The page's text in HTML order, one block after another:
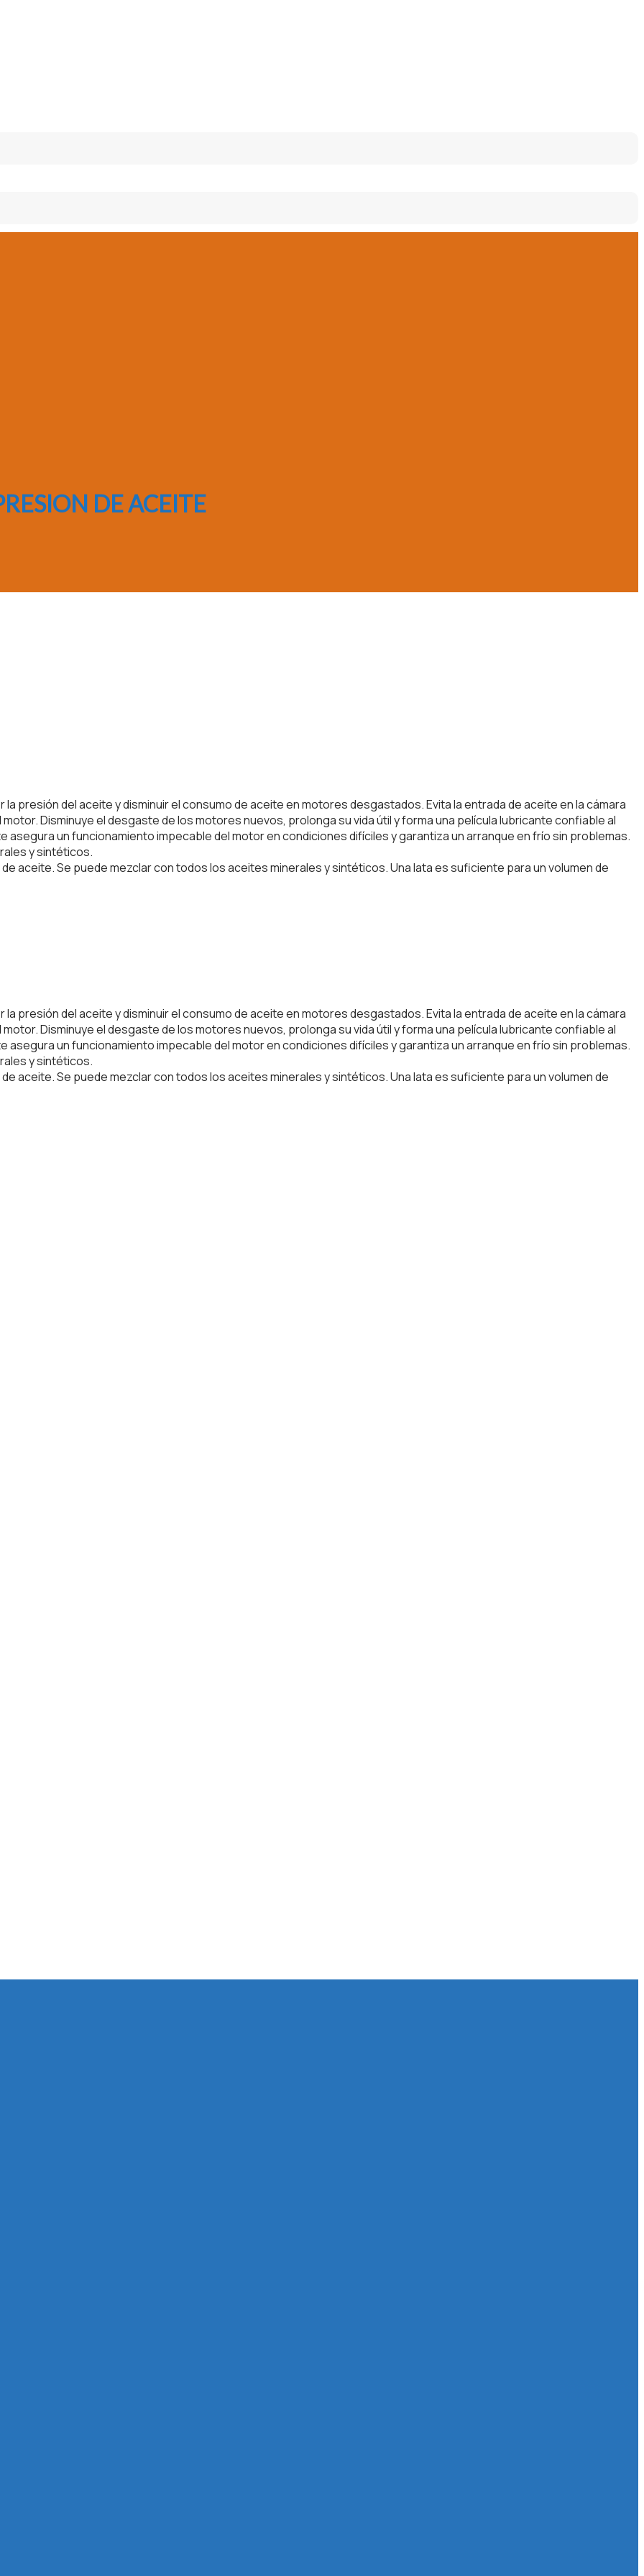
DE ACEITE
la presión del aceite y disminuir el consumo de aceite en motores desgastados. Evita la entrada de aceite en la cámara
Disminuye el desgaste de los motores nuevos, prolonga su vida útil y forma una película lubricante confiable al
un funcionamiento impecable del motor en condiciones difíciles y garantiza un arranque en frío sin problemas.
y sintéticos.
aceite. Se puede mezclar con todos los aceites minerales y sintéticos. Una lata es suficiente para un volumen de
la presión del aceite y disminuir el consumo de aceite en motores desgastados. Evita la entrada de aceite en la cámara
Disminuye el desgaste de los motores nuevos, prolonga su vida útil y forma una película lubricante confiable al
un funcionamiento impecable del motor en condiciones difíciles y garantiza un arranque en frío sin problemas.
y sintéticos.
aceite. Se puede mezclar con todos los aceites minerales y sintéticos. Una lata es suficiente para un volumen de